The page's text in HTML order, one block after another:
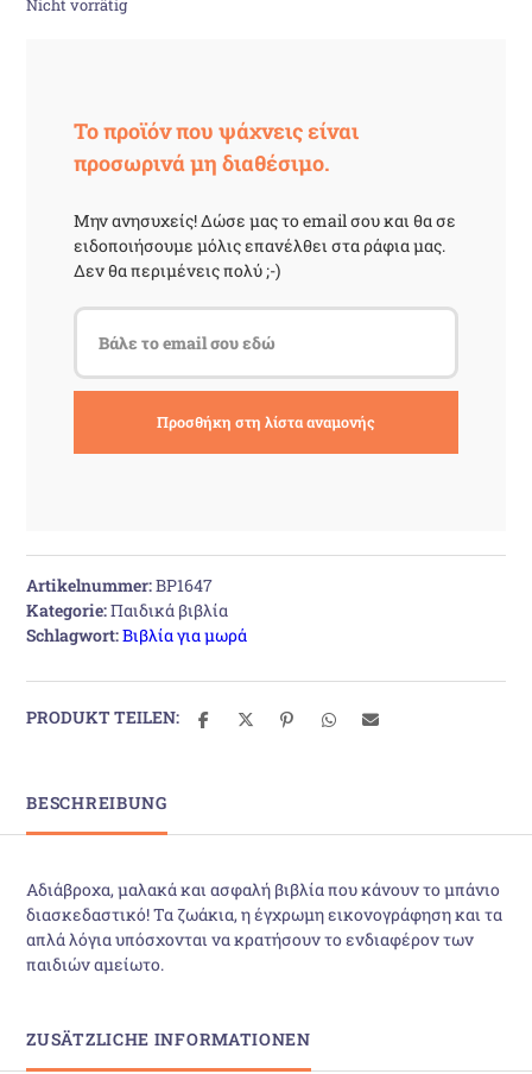
Nicht vorrätig
Το προϊόν που ψάχνεις είναι
προσωρινά μη διαθέσιμο.
Μην ανησυχείς! Δώσε μας το email σου και θα σε
ειδοποιήσουμε μόλις επανέλθει στα ράφια μας.
Δεν θα περιμένεις πολύ ;-)
Artikelnummer:BP1647
Kategorie:Παιδικά βιβλία
Schlagwort:Βιβλία για μωρά
PRODUKT TEILEN:
BESCHREIBUNG
Αδιάβροχα, μαλακά και ασφαλή βιβλία που κάνουν το μπάνιο
διασκεδαστικό! Τα ζωάκια, η έγχρωμη εικονογράφηση και τα
απλά λόγια υπόσχονται να κρατήσουν το ενδιαφέρον των
παιδιών αμείωτο.
ZUSÄTZLICHE INFORMATIONEN